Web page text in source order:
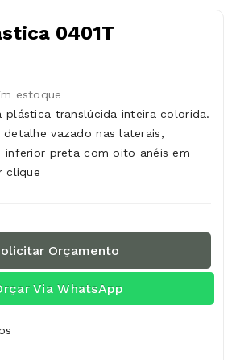
0401T
estoque
plástica translúcida inteira colorida.
vazado nas laterais,
inferior preta com oito anéis em
clique
Orçamento
Via WhatsApp